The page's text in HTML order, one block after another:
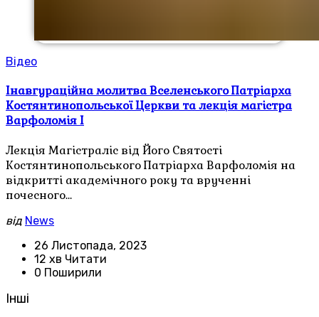
Відео
Інавгураційна молитва Вселенського Патріарха
Костянтинопольської Церкви та лекція магістра
Варфоломія I
Лекція Магістраліс від Його Святості
Костянтинопольського Патріарха Варфоломія на
відкритті академічного року та врученні
почесного…
від News
26 Листопада, 2023
12 хв Читати
0 Поширили
Інші